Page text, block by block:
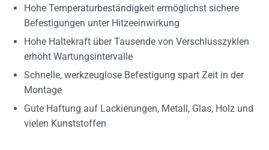
Hohe Temperaturbeständigkeit ermöglichst sichere
Befestigungen unter Hitzeeinwirkung
Hohe Haltekraft über Tausende von Verschlusszyklen
erhöht Wartungsintervalle
Schnelle, werkzeuglose Befestigung spart Zeit in der
Montage
Gute Haftung auf Lackierungen, Metall, Glas, Holz und
vielen Kunststoffen